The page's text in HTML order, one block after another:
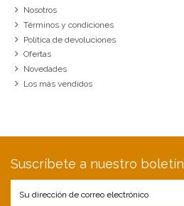
Nosotros
Términos y condiciones
Política de devoluciones
Ofertas
Novedades
Los más vendidos
Suscríbete a nuestro boletín